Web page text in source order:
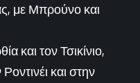
με Μπρούνο και
και τον Τσικίνιο,
και στην